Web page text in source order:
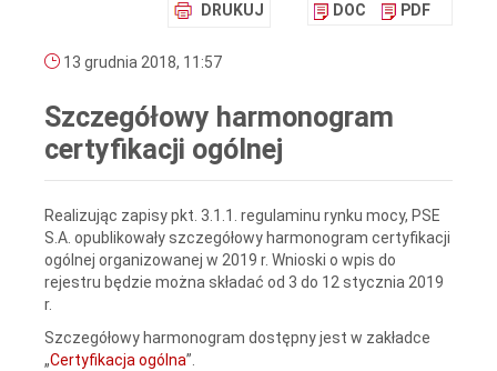
DRUKUJ DOC PDF
13 grudnia 2018, 11:57
Szczegółowy harmonogram
certyfikacji ogólnej
Realizując zapisy pkt. 3.1.1. regulaminu rynku mocy, PSE
S.A. opublikowały szczegółowy harmonogram certyfikacji
ogólnej organizowanej w 2019 r. Wnioski o wpis do
rejestru będzie można składać od 3 do 12 stycznia 2019
r.
Szczegółowy harmonogram dostępny jest w zakładce
„Certyfikacja ogólna”.